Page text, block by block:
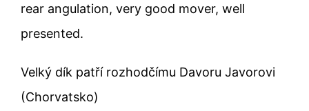
rear angulation, very good mover, well
presented.
Velký dík patří rozhodčímu Davoru Javorovi
(Chorvatsko)